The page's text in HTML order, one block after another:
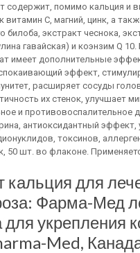
содержит, помимо кальция и
витамин С, магний, цинк, а
билоба, экстракт чеснока,
гавайская) и коэнзим Q
имеет дополнительные
эффект,
расширяет сосуды
их стенок, улучшает
и противовоспалительное
антиоксидантный
токсинов,
50 шт. во флаконе.
кальция для
Фарма-Мед
укрепления
Med,